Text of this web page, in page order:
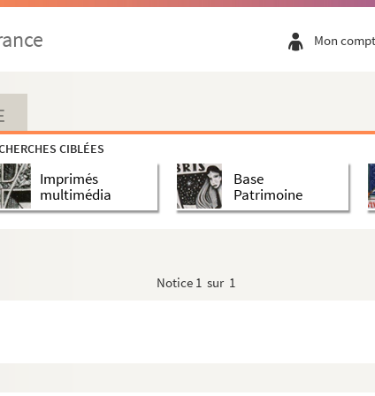
Mon
CIBLÉES
Imprimés
multimédia
Base
Patrimoine
Notice 1 sur 1
de signataires
"A"
"Ba-Bé"